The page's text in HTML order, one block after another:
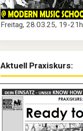
Freitag, 28.03.25, 19-21h
Aktuell Praxiskurs: